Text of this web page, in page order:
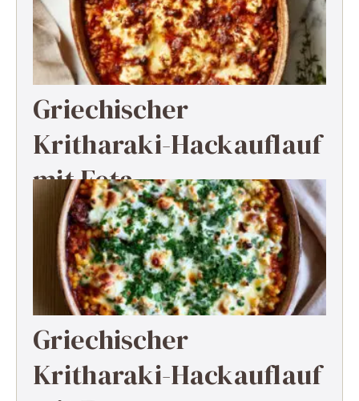
Griechischer
Kritharaki-Hackauflauf
mit Feta
Griechischer
Kritharaki-Hackauflauf